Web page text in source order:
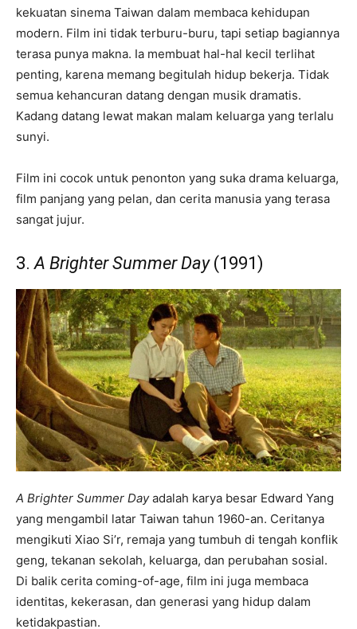
kekuatan sinema Taiwan dalam membaca kehidupan
modern. Film ini tidak terburu-buru, tapi setiap bagiannya
terasa punya makna. Ia membuat hal-hal kecil terlihat
penting, karena memang begitulah hidup bekerja. Tidak
semua kehancuran datang dengan musik dramatis.
Kadang datang lewat makan malam keluarga yang terlalu
sunyi.
Film ini cocok untuk penonton yang suka drama keluarga,
film panjang yang pelan, dan cerita manusia yang terasa
sangat jujur.
3.A Brighter Summer Day(1991)
A Brighter Summer Dayadalah karya besar Edward Yang
yang mengambil latar Taiwan tahun 1960-an. Ceritanya
mengikuti Xiao Si’r, remaja yang tumbuh di tengah konflik
geng, tekanan sekolah, keluarga, dan perubahan sosial.
Di balik cerita coming-of-age, film ini juga membaca
identitas, kekerasan, dan generasi yang hidup dalam
ketidakpastian.